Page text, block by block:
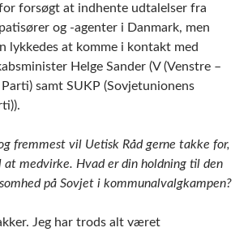
forsøgt at indhente udtalelser fra
og -agenter i Danmark, men
lykkedes at komme i kontakt med
Helge Sander (V (Venstre –
samt SUKP (Sovjetunionens
fremmest vil Uetisk Råd gerne takke for,
medvirke. Hvad er din holdning til den
på Sovjet i kommunalvalgkampen?
Jeg har trods alt været